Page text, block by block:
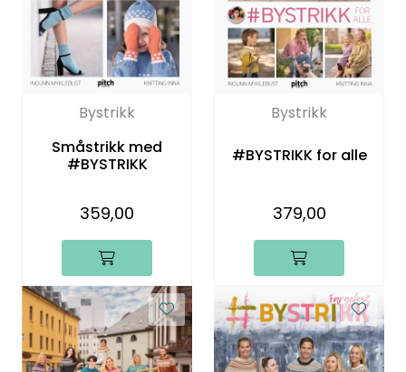
Bystrikk
Småstrikk med
#BYSTRIKK
359,00
Bystrikk
#BYSTRIKK for alle
379,00